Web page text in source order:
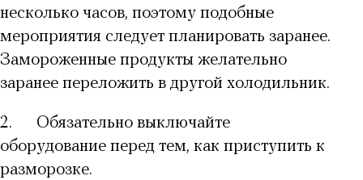
несколько часов, поэтому подобные
мероприятия следует планировать заранее.
Замороженные продукты желательно
заранее переложить в другой холодильник.
2.
Обязательно выключайте
оборудование перед тем, как приступить к
разморозке.